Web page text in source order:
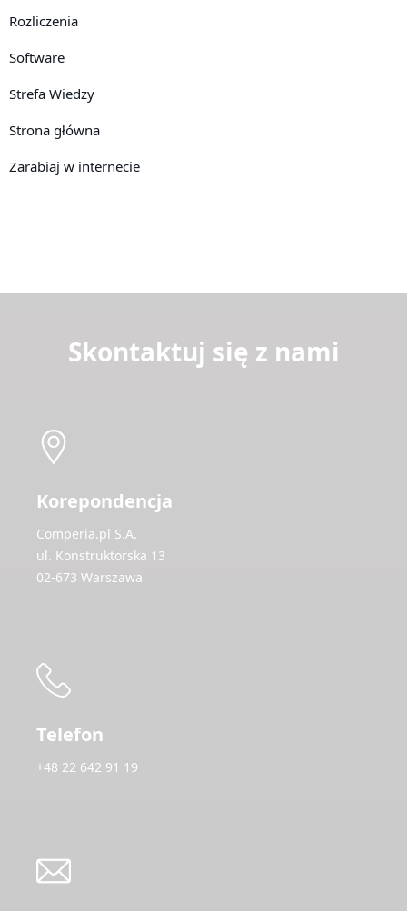
Rozliczenia
Software
Strefa Wiedzy
Strona główna
Zarabiaj w internecie
Skontaktuj się z nami
Korepondencja
Comperia.pl S.A.
ul. Konstruktorska 13
02-673 Warszawa
Telefon
+48 22 642 91 19